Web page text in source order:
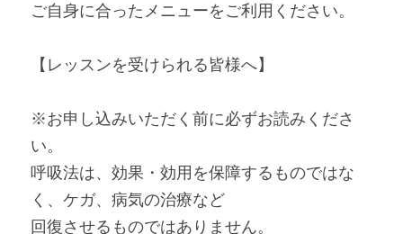
ご自身に合ったメニューをご利用ください。
【レッスンを受けられる皆様へ】
※お申し込みいただく前に必ずお読みくださ
い。
呼吸法は、効果・効用を保障するものではな
く、ケガ、病気の治療など
回復させるものではありません。